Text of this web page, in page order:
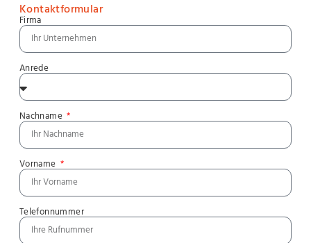
Kontaktformular
Firma
Anrede
Nachname
Vorname
Telefonnummer